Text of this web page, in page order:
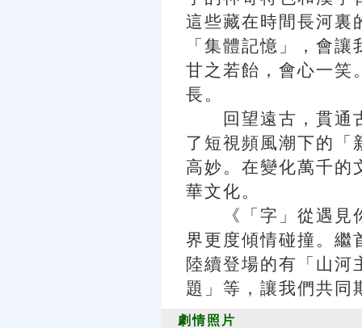
這些藏在時間長河裏
「集體記憶」，會
甘之若飴，會心一笑
長。
回望遠古，貫通古
了短視頻風潮下的「
高妙。在變化萬千的
華文化。
《「字」從遇見你
界更度傾情碰撞。繼
陸續登場的有「山河
題」等，讓我們共同
劇情照片